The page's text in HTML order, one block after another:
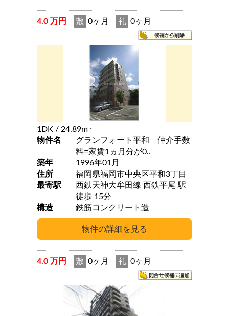
4.0 万円 敷 0ヶ月 礼 0ヶ月
1DK / 24.89m 2
物件名
グランフォート平和 仲介手数
料=家賃1ヵ月分が0..
築年
1996年01月
住所
福岡県福岡市中央区平和3丁目
最寄駅
西鉄天神大牟田線 西鉄平尾 駅
徒歩 15分
構造
鉄筋コンクリート造
4.0 万円 敷 0ヶ月 礼 0ヶ月